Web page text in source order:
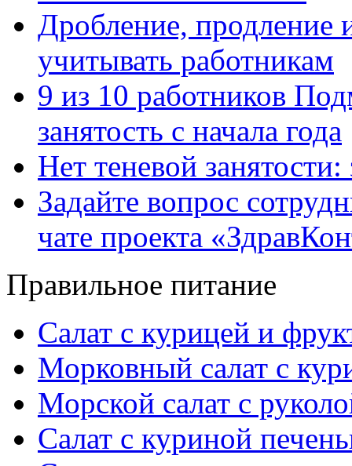
Дробление, продление
учитывать работникам
9 из 10 работников
занятость с начала года
Нет теневой
Задайте вопрос
чате проекта
Правильное питание
Салат с курицей и
Морковный салат с
Морской салат с
Салат с куриной